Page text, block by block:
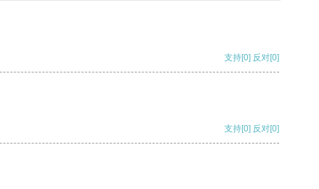
支持[0] 反对[0]
支持[0] 反对[0]